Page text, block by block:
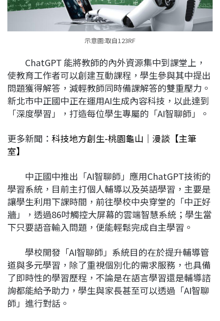
示意圖:取自123RF
ChatGPT 能將教師的內外資源集中到課堂上，
使教育工作者可以創建互動課程，學生參與其中提出
問題獲得解答，減輕教師同時備課解答的雙重壓力。
新北市中正國中正在運用AI生成內容科技，以此達到
「深度學習」，打造每位學生專屬的「AI智聊師」。
更多新聞： 科技地方創生-桃園龜山｜漫談【主筆
室】
中正國中推出「AI智聊師」應用ChatGPT技術的
學習系統，目前主打個人輔導以及英語學習，主要是
讓學生利用下課時間，前往學校中央穿堂的「中正好
牆」，透過86吋觸控大屏幕的雲端智慧系統；學生當
下只要語音輸入問題，便能輕鬆完成自主學習。
學校開發「AI智聊師」系統目的在於提升輔導管
道與多元學習，除了重視個別化的需求服務，也具備
了即時性的學習歷程，不論是在語言學習還是輔導諮
詢都能給予助力，學生與家長甚至可以透過「AI智聊
師」進行對話。